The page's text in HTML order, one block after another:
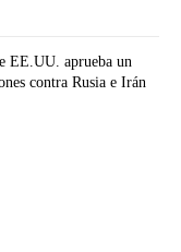
EE.UU. aprueba un
contra Rusia e Irán